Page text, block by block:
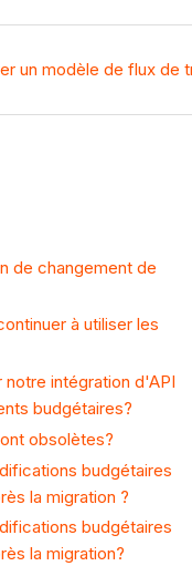
un modèle de flux de
de changement de
à utiliser les
intégration d'API
budgétaires?
obsolètes?
budgétaires
la migration ?
budgétaires
la migration?